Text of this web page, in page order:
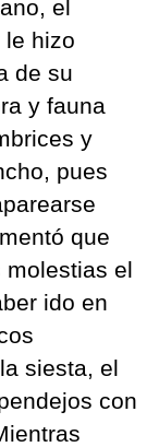
el
le hizo
de su
y fauna
y
pues
que
molestias el
ido en
siesta, el
con